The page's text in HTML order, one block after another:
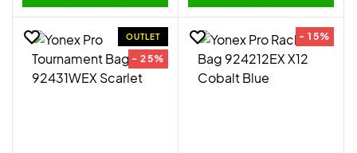
OUTLET
- 25%
- 15%